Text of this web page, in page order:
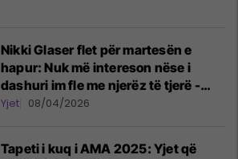
Nikki Glaser flet për martesën e
hapur: Nuk më intereson nëse i
dashuri im fle me njerëz të tjerë -
përkundrazi më pëlqen
Yjet 08/04/2026
Tapeti i kuq i AMA 2025: Yjet që